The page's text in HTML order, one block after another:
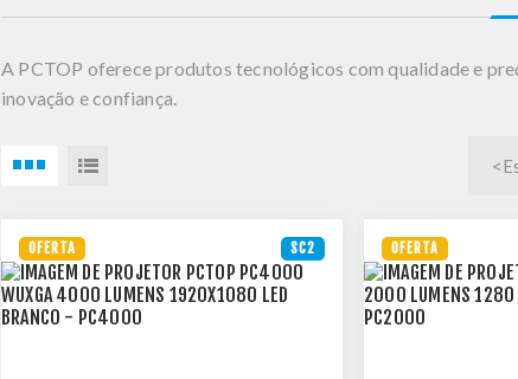
A PCTOP oferece produtos tecnológicos com qualidade e
inovação e confiança.
SC2
OFERTA OFERTA